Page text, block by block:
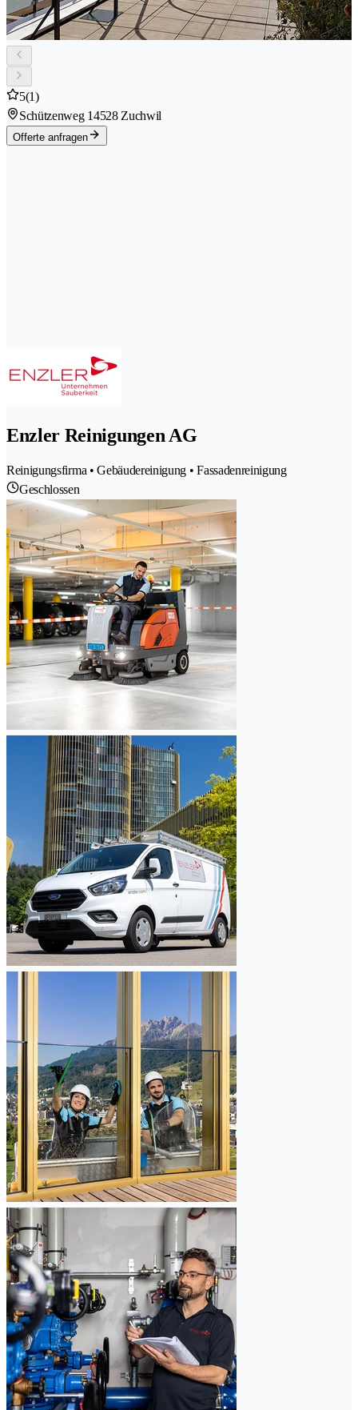
5(1)
Schützenweg 14528 Zuchwil
Offerte anfragen
Enzler Reinigungen AG
Reinigungsfirma • Gebäudereinigung • Fassadenreinigung
Geschlossen